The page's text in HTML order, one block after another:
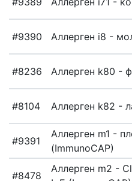
#9390 Аллерген i8 -
#8236 Аллерген k80 -
#8104 Аллерген k82 -
#9391
Аллерген m1 -
(ImmunoCAP)
#8478
Аллерген m2 -